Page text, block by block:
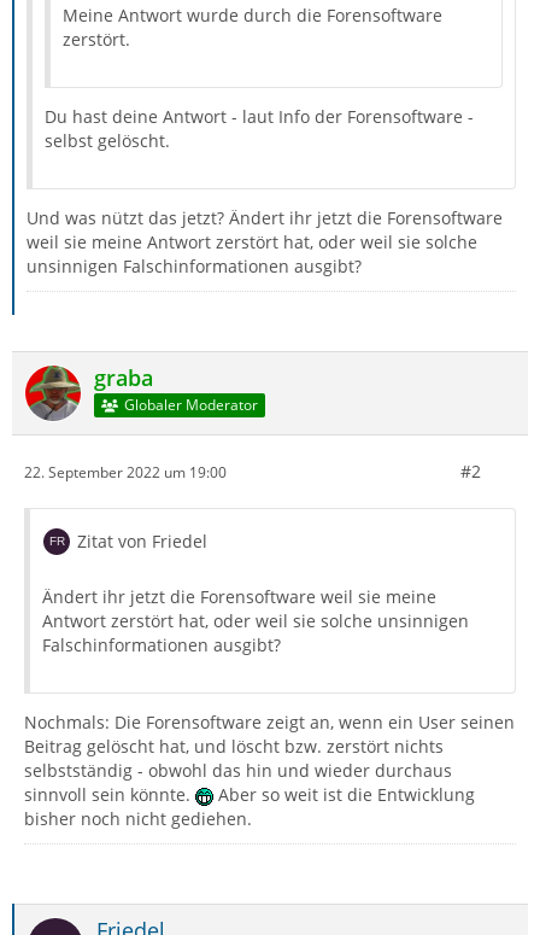
Meine Antwort wurde durch die Forensoftware
zerstört.
Du hast deine Antwort - laut Info der Forensoftware -
selbst gelöscht.
Und was nützt das jetzt? Ändert ihr jetzt die Forensoftware
weil sie meine Antwort zerstört hat, oder weil sie solche
unsinnigen Falschinformationen ausgibt?
graba
Globaler Moderator
22. September 2022 um 19:00 #2
Zitat von Friedel
Ändert ihr jetzt die Forensoftware weil sie meine
Antwort zerstört hat, oder weil sie solche unsinnigen
Falschinformationen ausgibt?
Nochmals: Die Forensoftware zeigt an, wenn ein User seinen
Beitrag gelöscht hat, und löscht bzw. zerstört nichts
selbstständig - obwohl das hin und wieder durchaus
sinnvoll sein könnte.
Aber so weit ist die Entwicklung
bisher noch nicht gediehen.